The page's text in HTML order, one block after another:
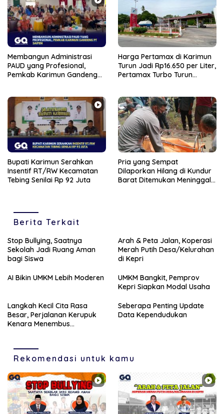
Membangun Administrasi
PAUD yang Profesional,
Pemkab Karimun Gandeng
Harga Pertamax di Karimun
Turun Jadi Rp16.650 per Liter,
Pertamax Turbo Turun
Bupati Karimun Serahkan
Insentif RT/RW Kecamatan
Tebing Senilai Rp 92 Juta
Pria yang Sempat
Dilaporkan Hilang di Kundur
Barat Ditemukan Meninggal
Berita Terkait
Stop Bullying, Saatnya
Sekolah Jadi Ruang Aman
bagi Siswa
Arah & Peta Jalan, Koperasi
Merah Putih Desa/Kelurahan
di Kepri
AI Bikin UMKM Lebih Moderen
UMKM Bangkit, Pemprov
Kepri Siapkan Modal Usaha
Langkah Kecil Cita Rasa
Besar, Perjalanan Kerupuk
Kenara Menembus
Seberapa Penting Update
Data Kependudukan
Rekomendasi untuk kamu